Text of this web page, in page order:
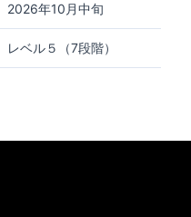
2026年10月中旬
レベル５（7段階）